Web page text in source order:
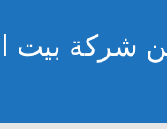
شركة بيت